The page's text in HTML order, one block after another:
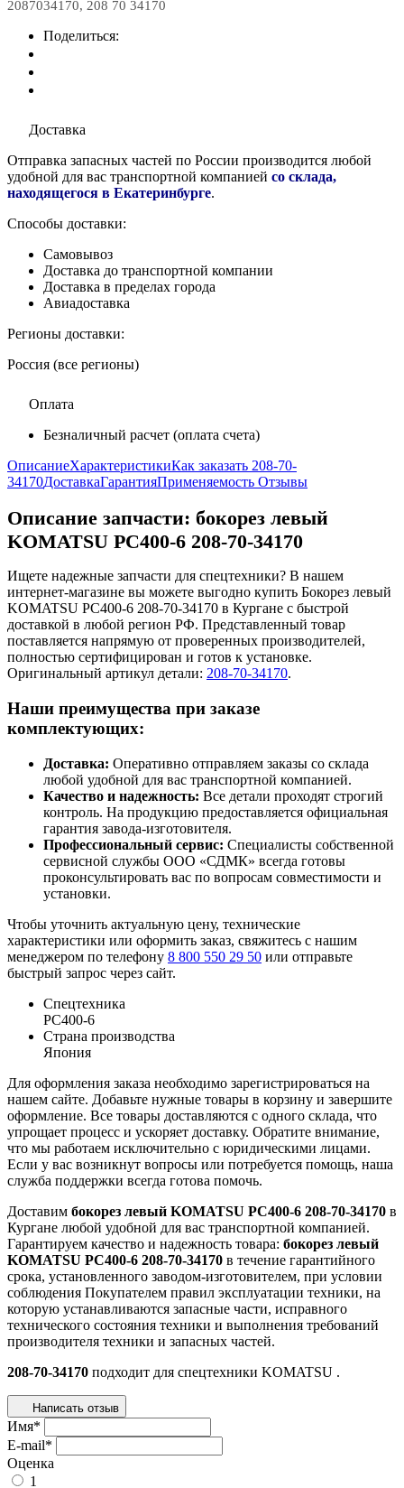
2087034170, 208 70 34170
Поделиться:
Доставка
Отправка запасных частей по России производится любой
удобной для вас транспортной компанией со склада,
находящегося в Екатеринбурге.
Способы доставки:
Самовывоз
Доставка до транспортной компании
Доставка в пределах города
Авиадоставка
Регионы доставки:
Россия (все регионы)
Оплата
Безналичный расчет (оплата счета)
ОписаниеХарактеристикиКак заказать 208-70-
34170ДоставкаГарантияПрименяемость Отзывы
Описание запчасти: бокорез левый
KOMATSU PC400-6 208-70-34170
Ищете надежные запчасти для спецтехники? В нашем
интернет-магазине вы можете выгодно купить Бокорез левый
KOMATSU PC400-6 208-70-34170 в Кургане с быстрой
доставкой в любой регион РФ. Представленный товар
поставляется напрямую от проверенных производителей,
полностью сертифицирован и готов к установке.
Оригинальный артикул детали: 208-70-34170.
Наши преимущества при заказе
комплектующих:
Доставка: Оперативно отправляем заказы со склада
любой удобной для вас транспортной компанией.
Качество и надежность: Все детали проходят строгий
контроль. На продукцию предоставляется официальная
гарантия завода-изготовителя.
Профессиональный сервис: Специалисты собственной
сервисной службы ООО «СДМК» всегда готовы
проконсультировать вас по вопросам совместимости и
установки.
Чтобы уточнить актуальную цену, технические
характеристики или оформить заказ, свяжитесь с нашим
менеджером по телефону 8 800 550 29 50 или отправьте
быстрый запрос через сайт.
Спецтехника
PC400-6
Страна производства
Япония
Для оформления заказа необходимо зарегистрироваться на
нашем сайте. Добавьте нужные товары в корзину и завершите
оформление. Все товары доставляются с одного склада, что
упрощает процесс и ускоряет доставку. Обратите внимание,
что мы работаем исключительно с юридическими лицами.
Если у вас возникнут вопросы или потребуется помощь, наша
служба поддержки всегда готова помочь.
Доставим бокорез левый KOMATSU PC400-6 208-70-34170 в
Кургане любой удобной для вас транспортной компанией.
Гарантируем качество и надежность товара: бокорез левый
KOMATSU PC400-6 208-70-34170 в течение гарантийного
срока, установленного заводом-изготовителем, при условии
соблюдения Покупателем правил эксплуатации техники, на
которую устанавливаются запасные части, исправного
технического состояния техники и выполнения требований
производителя техники и запасных частей.
208-70-34170 подходит для спецтехники KOMATSU .
Написать отзыв
Имя*
E-mail*
Оценка
1